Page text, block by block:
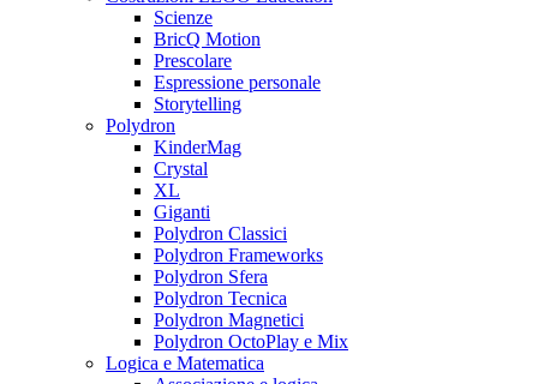
Scienze
BricQ Motion
Prescolare
Espressione personale
Storytelling
Polydron
KinderMag
Crystal
XL
Giganti
Polydron Classici
Polydron Frameworks
Polydron Sfera
Polydron Tecnica
Polydron Magnetici
Polydron OctoPlay e Mix
Logica e Matematica